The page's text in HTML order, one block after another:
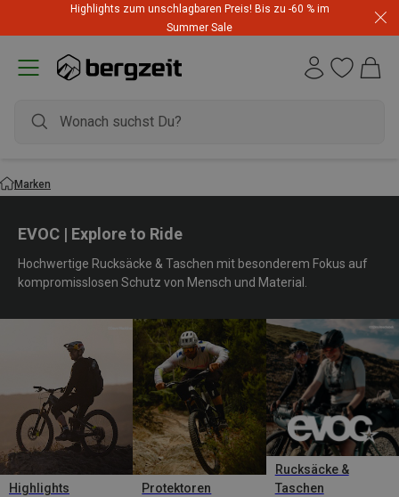
Highlights zum unschlagbaren Preis! Bis zu -60 % im
Summer Sale
Marken
EVOC | Explore to Ride
Hochwertige Rucksäcke & Taschen mit besonderem Fokus auf
kompromisslosen Schutz von Mensch und Material.
Highlights Protektoren
Rucksäcke &
Taschen